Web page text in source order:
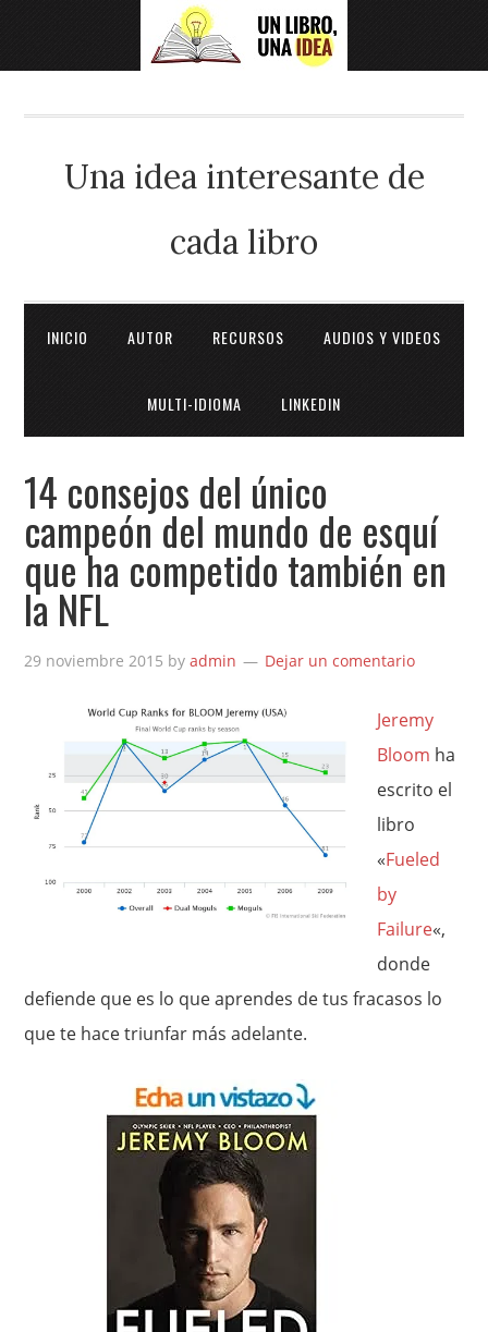
Una idea interesante de
cada libro
INICIO AUTOR RECURSOS AUDIOS Y VIDEOS
MULTI-IDIOMA LINKEDIN
14 consejos del único
campeón del mundo de esquí
que ha competido también en
la NFL
29 noviembre 2015 byadmin Dejar un comentario
Jeremy
Bloom ha
escrito el
libro
«Fueled
by
Failure«,
donde
defiende que es lo que aprendes de tus fracasos lo
que te hace triunfar más adelante.